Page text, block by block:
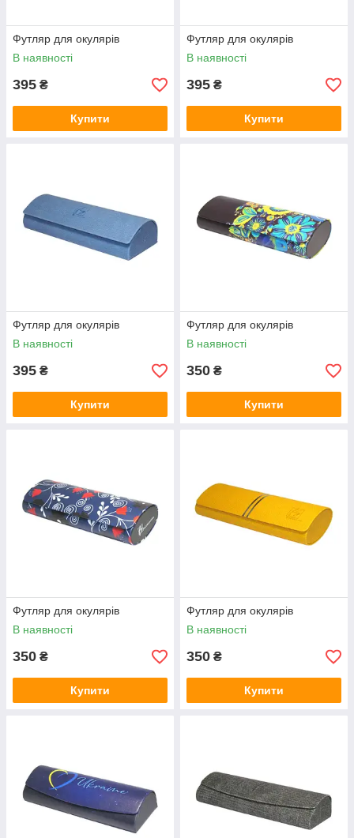
Футляр для окулярів
В наявності
395 ₴
Купити
Футляр для окулярів
В наявності
395 ₴
Купити
Футляр для окулярів
В наявності
395 ₴
Купити
Футляр для окулярів
В наявності
350 ₴
Купити
Футляр для окулярів
В наявності
350 ₴
Купити
Футляр для окулярів
В наявності
350 ₴
Купити